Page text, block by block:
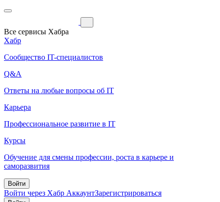
Все сервисы Хабра
Хабр
Сообщество IT-специалистов
Q&A
Ответы на любые вопросы об IT
Карьера
Профессиональное развитие в IT
Курсы
Обучение для смены профессии, роста в карьере и
саморазвития
Войти
Войти через Хабр АккаунтЗарегистрироваться